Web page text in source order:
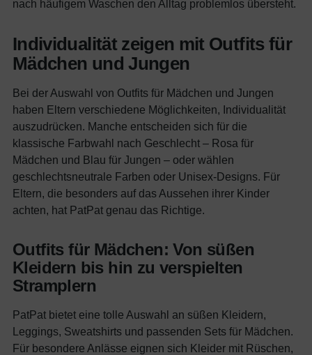
nach häufigem Waschen den Alltag problemlos übersteht.
Individualität zeigen mit Outfits für
Mädchen und Jungen
Bei der Auswahl von Outfits für Mädchen und Jungen
haben Eltern verschiedene Möglichkeiten, Individualität
auszudrücken. Manche entscheiden sich für die
klassische Farbwahl nach Geschlecht – Rosa für
Mädchen und Blau für Jungen – oder wählen
geschlechtsneutrale Farben oder Unisex-Designs. Für
Eltern, die besonders auf das Aussehen ihrer Kinder
achten, hat PatPat genau das Richtige.
Outfits für Mädchen: Von süßen
Kleidern bis hin zu verspielten
Stramplern
PatPat bietet eine tolle Auswahl an süßen Kleidern,
Leggings, Sweatshirts und passenden Sets für Mädchen.
Für besondere Anlässe eignen sich Kleider mit Rüschen,